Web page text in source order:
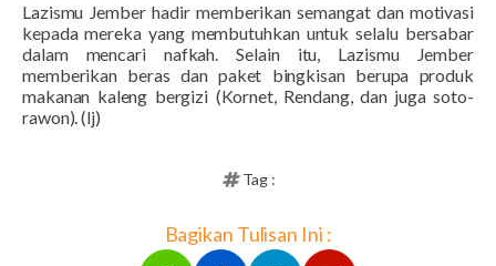
Lazismu Jember hadir memberikan semangat dan motivasi
kepada mereka yang membutuhkan untuk selalu bersabar
dalam mencari nafkah. Selain itu, Lazismu Jember
memberikan beras dan paket bingkisan berupa produk
makanan kaleng bergizi (Kornet, Rendang, dan juga soto-
rawon). (lj)
Tag :
Bagikan Tulisan Ini :